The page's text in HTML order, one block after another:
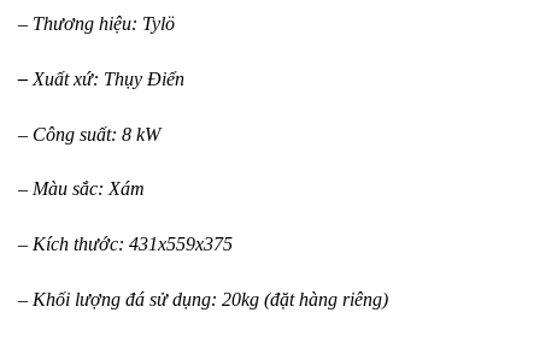
– Thương hiệu: Tylö
– Xuất xứ: Thụy Điển
– Công suất: 8 kW
– Màu sắc: Xám
– Kích thước: 431x559x375
– Khối lượng đá sử dụng: 20kg (đặt hàng riêng)